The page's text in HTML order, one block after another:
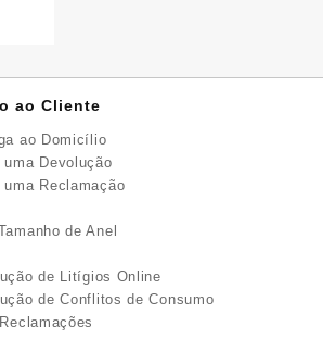
ao Cliente
ao Domicílio
uma Devolução
uma Reclamação
de Anel
de Litígios Online
de Conflitos de Consumo